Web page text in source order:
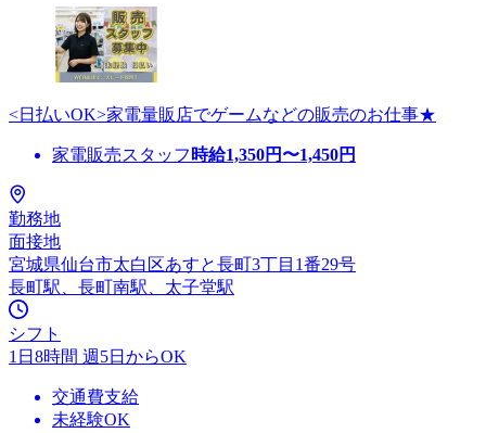
<日払いOK>家電量販店でゲームなどの販売のお仕事★
家電販売スタッフ 時給1,350円〜1,450円
勤務地
面接地
宮城県仙台市太白区あすと長町3丁目1番29号
長町駅、長町南駅、太子堂駅
シフト
1日8時間 週5日からOK
交通費支給
未経験OK